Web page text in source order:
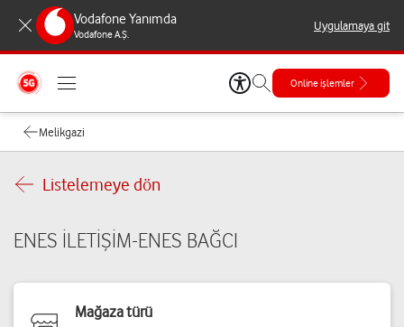
Vodafone Yanımda
Vodafone A.Ş.
Uygulamaya git
Online işlemler
Melikgazi
Listelemeye dön
ENES İLETİŞİM-ENES BAĞCI
Mağaza türü